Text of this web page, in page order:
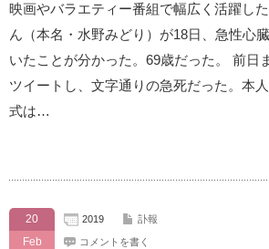
映画やバラエティー番組で幅広く活躍し
ん（本名・水野みどり）が18日、急性心
いたことが分かった。69歳だった。 前日
ツイートし、文字通りの急死だった。本
式は…
20
Feb
2019 訃報
コメントを書く